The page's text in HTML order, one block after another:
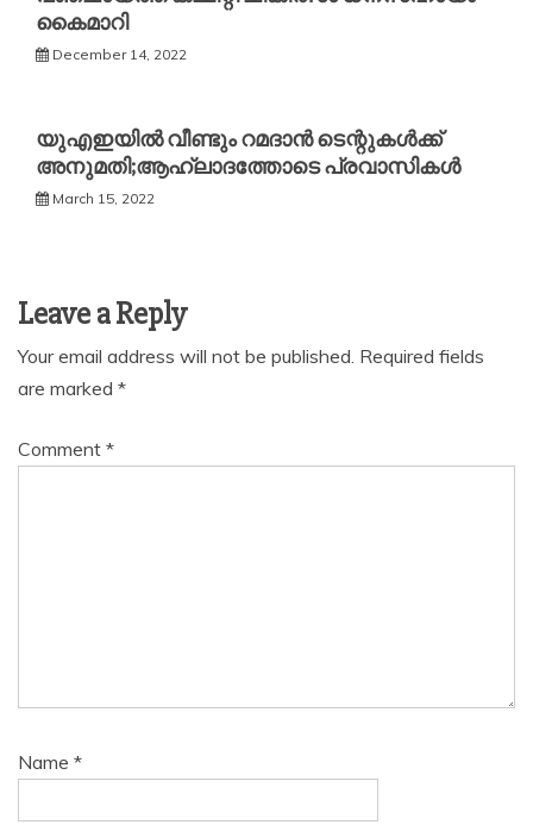
കൈമാറി
December 14, 2022
യുഎഇയിൽ വീണ്ടും റമദാൻ ടെന്റുകൾക്ക്
അനുമതി;ആഹ്ലാദത്തോടെ പ്രവാസികൾ
March 15, 2022
Leave a Reply
Your email address will not be published. Required fields
are marked *
Comment *
Name *